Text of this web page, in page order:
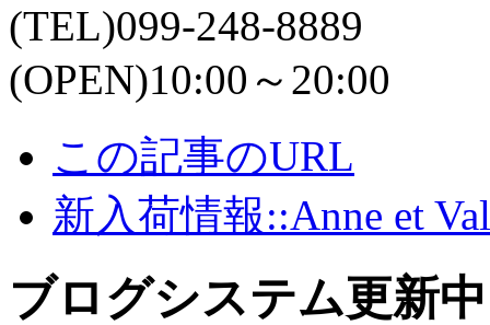
(TEL)099-248-8889
(OPEN)10:00～20:00
この記事のURL
新入荷情報::Anne et
ブログシステム更新中